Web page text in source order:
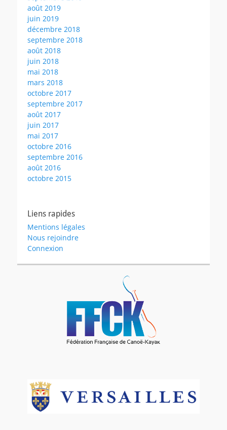
août 2019
juin 2019
décembre 2018
septembre 2018
août 2018
juin 2018
mai 2018
mars 2018
octobre 2017
septembre 2017
août 2017
juin 2017
mai 2017
octobre 2016
septembre 2016
août 2016
octobre 2015
Liens rapides
Mentions légales
Nous rejoindre
Connexion